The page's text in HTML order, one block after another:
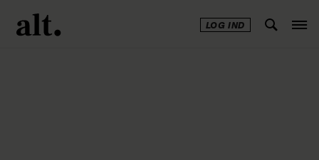
LOG IND